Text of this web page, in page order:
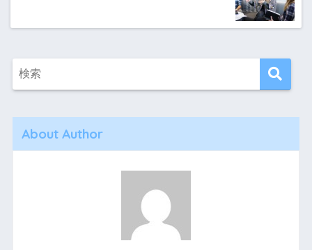
About Author